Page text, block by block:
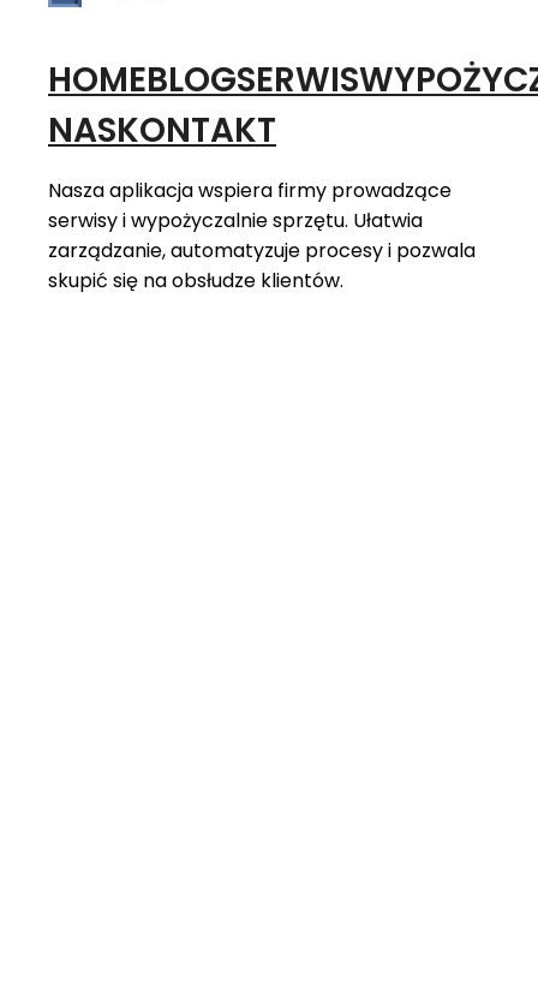
HOMEBLOGSERWIS
NASKONTAKT
Nasza aplikacja wspiera firmy prowadzące
serwisy i wypożyczalnie sprzętu. Ułatwia
zarządzanie, automatyzuje procesy i pozwala
skupić się na obsłudze klientów.